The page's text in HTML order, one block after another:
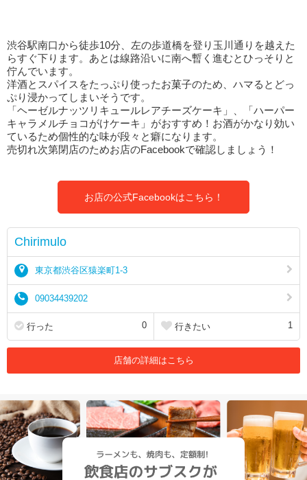
渋谷駅南口から徒歩10分、左の歩道橋を登り玉川通りを越えた
らすぐ下ります。あとは線路沿いに南へ暫く進むとひっそりと
佇んでいます。
洋酒とスパイスをたっぷり使ったお菓子のため、ハマるとどっ
ぷり浸かってしまいそうです。
「ヘーゼルナッツリキュールレアチーズケーキ」、「ハーパー
キャラメルチョコがけケーキ」がおすすめ！お酒がかなり効い
ているため個性的な味が段々と癖になります。
売切れ次第閉店のためお店のFacebookで確認しましょう！
お店の公式Facebookはこちら！
Chirimulo
東京都渋谷区猿楽町1-3
09034439202
行った 0 行きたい 1
店舗の詳細はこちら